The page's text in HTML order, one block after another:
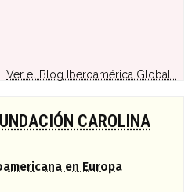
Ver el Blog Iberoamérica Global..
CAROLINA
en Europa